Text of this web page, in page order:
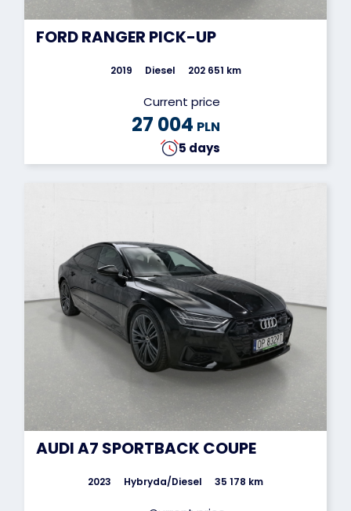
FORD RANGER PICK-UP
2019 Diesel 202 651 km
Current price
27 004 PLN
5 days
AUDI A7 SPORTBACK COUPE
2023 Hybryda/Diesel 35 178 km